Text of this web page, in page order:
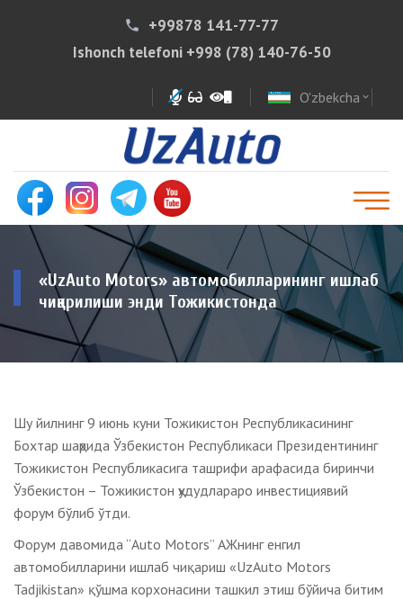
phone
+99878 141-77-77
Ishonch telefoni +998 (78) 140-76-50
O'zbekcha expand_more
«UzAuto Motors» автомобилларининг ишлаб
чиқарилиши энди Тожикистонда
Шу йилнинг 9 июнь куни Тожикистон Республикасининг
Бохтар шаҳрида Ўзбекистон Республикаси Президентининг
Тожикистон Республикасига ташрифи арафасида биринчи
Ўзбекистон – Тожикистон ҳудудлараро инвестициявий
форум бўлиб ўтди.
Форум давомида “Auto Motors” АЖнинг енгил
автомобилларини ишлаб чиқариш «UzAuto Motors
Tadjikistan» қўшма корхонасини ташкил этиш бўйича битим